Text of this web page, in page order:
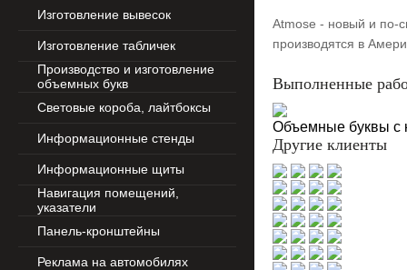
Изготовление вывесок
Изготовление табличек
Производство и изготовление
объемных букв
Световые короба, лайтбоксы
Информационные стенды
Информационные щиты
Навигация помещений,
указатели
Панель-кронштейны
Реклама на автомобилях
Atmose - новый и по-
производятся в
Выполненные
Объемные буквы с
Другие клиенты